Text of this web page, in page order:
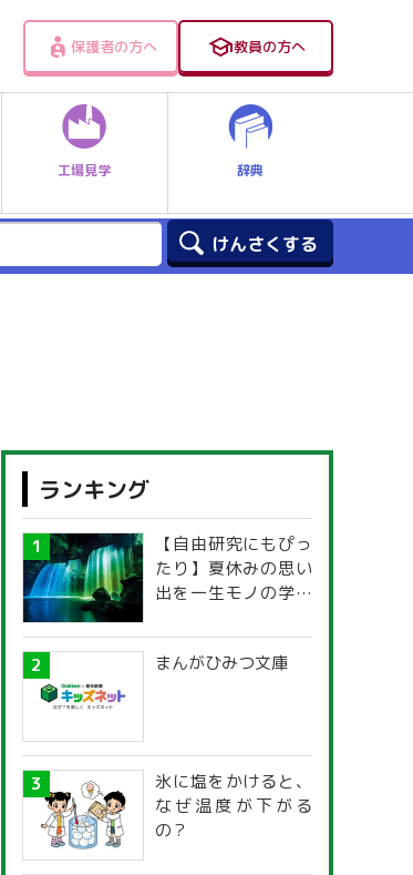
保護者の方へ 教員の方へ
工場見学 辞典
ランキング
【自由研究にもぴっ
たり】夏休みの思い
出を一生モノの学び
探究ガイド
まんがひみつ文庫
氷に塩をかけると、
なぜ温度が下がる
の？